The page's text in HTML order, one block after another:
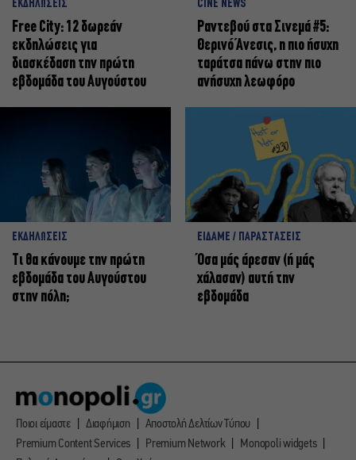
ΕΚΔΗΛΩΣΕΙΣ
Free City: 12 δωρεάν
εκδηλώσεις για
διασκέδαση την πρώτη
εβδομάδα του Αυγούστου
CINE NEWS
Ραντεβού στα Σινεμά #5:
Θερινό Άνεσις, η πιο ήσυχη
ταράτσα πάνω στην πιο
ανήσυχη λεωφόρο
ΕΚΔΗΛΩΣΕΙΣ
Τι θα κάνουμε την πρώτη
εβδομάδα του Αυγούστου
στην πόλη;
ΕΙΔΑΜΕ / ΠΑΡΑΣΤΑΣΕΙΣ
Όσα μάς άρεσαν (ή μάς
χάλασαν) αυτή την
εβδομάδα
Ποιοι είμαστε Διαφήμιση
Αποστολή Δελτίων Τύπου
Premium Content Services
Premium Network
Monopoli widgets